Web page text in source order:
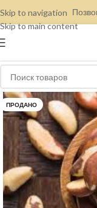
Skip to navigation
Skip to main content
ПРОДАНО